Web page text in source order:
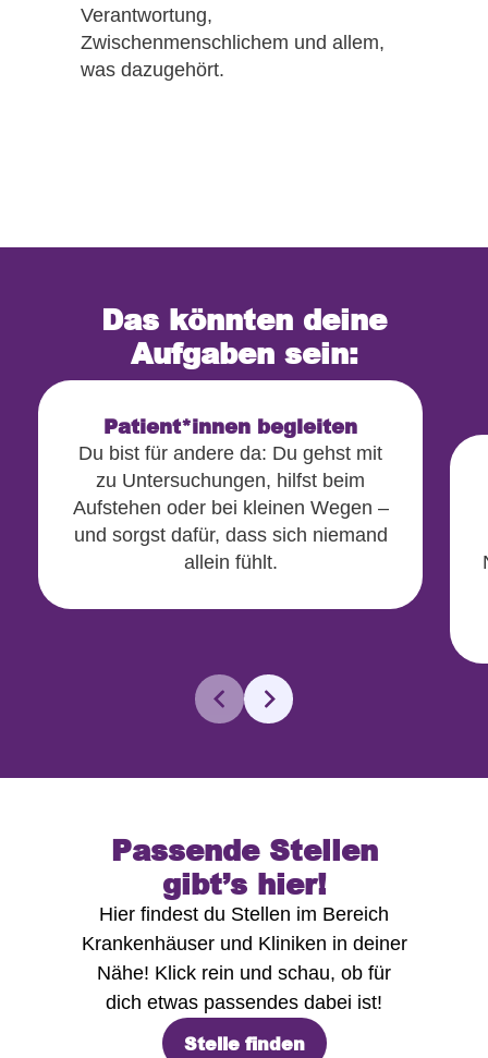
Verantwortung,
Zwischenmenschlichem und allem,
was dazugehört.
Das könnten deine
Aufgaben sein:
Patient*innen begleiten
Du bist für andere da: Du gehst mit
zu Untersuchungen, hilfst beim
Aufstehen oder bei kleinen Wegen –
und sorgst dafür, dass sich niemand
allein fühlt.
Passende Stellen
gibt’s hier!
Hier findest du Stellen im Bereich
Krankenhäuser und Kliniken in deiner
Nähe! Klick rein und schau, ob für
dich etwas passendes dabei ist!
Stelle finden